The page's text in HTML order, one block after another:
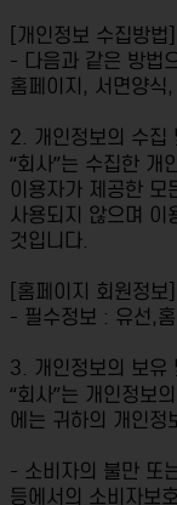
[개인정보 수집방법]
- 다음과 같은 방법
홈페이지, 서면양
2. 개인정보의 수집
“회사”는 수집한 개
이용자가 제공한 모
사용되지 않으며 이
것입니다.
[홈페이지 회원정보]
- 필수정보 : 유선,
3. 개인정보의 보유
“회사”는 개인정보
에는 귀하의 개인정
- 소비자의 불만 또
등에서의 소비자보